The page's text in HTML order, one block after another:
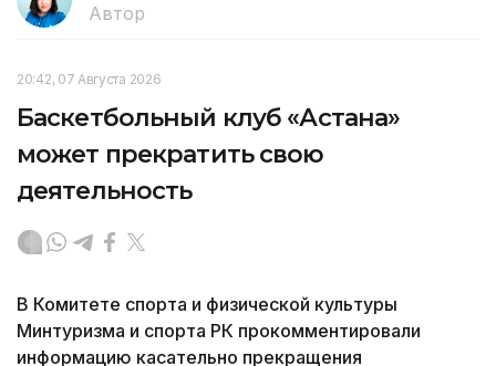
Автор
20:42, 07 Августа 2026
Баскетбольный клуб «Астана»
может прекратить свою
деятельность
В Комитете спорта и физической культуры
Минтуризма и спорта РК прокомментировали
информацию касательно прекращения